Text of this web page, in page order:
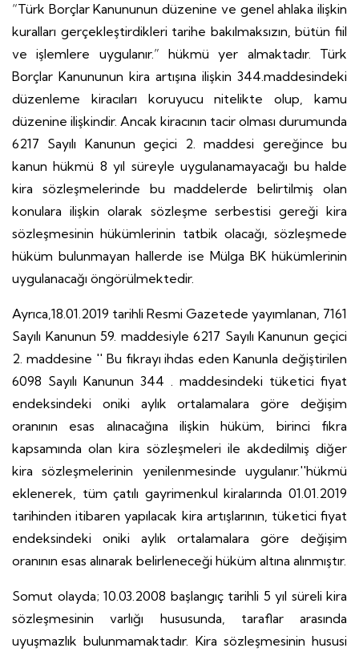
“Türk Borçlar Kanununun düzenine ve genel ahlaka ilişkin
kuralları gerçekleştirdikleri tarihe bakılmaksızın, bütün fiil
ve işlemlere uygulanır.” hükmü yer almaktadır. Türk
Borçlar Kanununun kira artışına ilişkin 344.maddesindeki
düzenleme kiracıları koruyucu nitelikte olup, kamu
düzenine ilişkindir. Ancak kiracının tacir olması durumunda
6217 Sayılı Kanunun geçici 2. maddesi gereğince bu
kanun hükmü 8 yıl süreyle uygulanamayacağı bu halde
kira sözleşmelerinde bu maddelerde belirtilmiş olan
konulara ilişkin olarak sözleşme serbestisi gereği kira
sözleşmesinin hükümlerinin tatbik olacağı, sözleşmede
hüküm bulunmayan hallerde ise Mülga BK hükümlerinin
uygulanacağı öngörülmektedir.
Ayrıca,18.01.2019 tarihli Resmi Gazetede yayımlanan, 7161
Sayılı Kanunun 59. maddesiyle 6217 Sayılı Kanunun geçici
2. maddesine '' Bu fıkrayı ihdas eden Kanunla değiştirilen
6098 Sayılı Kanunun 344 . maddesindeki tüketici fiyat
endeksindeki oniki aylık ortalamalara göre değişim
oranının esas alınacağına ilişkin hüküm, birinci fıkra
kapsamında olan kira sözleşmeleri ile akdedilmiş diğer
kira sözleşmelerinin yenilenmesinde uygulanır.''hükmü
eklenerek, tüm çatılı gayrimenkul kiralarında 01.01.2019
tarihinden itibaren yapılacak kira artışlarının, tüketici fiyat
endeksindeki oniki aylık ortalamalara göre değişim
oranının esas alınarak belirleneceği hüküm altına alınmıştır.
Somut olayda; 10.03.2008 başlangıç tarihli 5 yıl süreli kira
sözleşmesinin varlığı hususunda, taraflar arasında
uyuşmazlık bulunmamaktadır. Kira sözleşmesinin hususi